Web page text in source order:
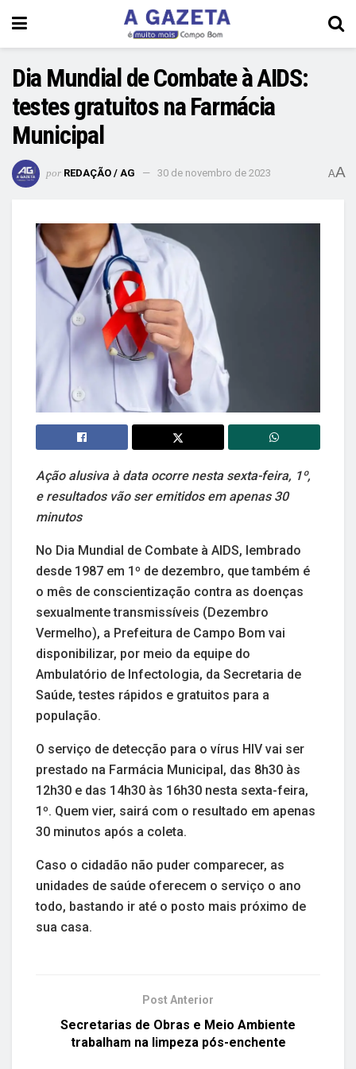
Dia Mundial de Combate à AIDS:
testes gratuitos na Farmácia
Municipal
por REDAÇÃO / AG 30 de novembro de 2023 AA
Ação alusiva à data ocorre nesta sexta-feira, 1º,
e resultados vão ser emitidos em apenas 30
minutos
No Dia Mundial de Combate à AIDS, lembrado
desde 1987 em 1º de dezembro, que também é
o mês de conscientização contra as doenças
sexualmente transmissíveis (Dezembro
Vermelho), a Prefeitura de Campo Bom vai
disponibilizar, por meio da equipe do
Ambulatório de Infectologia, da Secretaria de
Saúde, testes rápidos e gratuitos para a
população.
O serviço de detecção para o vírus HIV vai ser
prestado na Farmácia Municipal, das 8h30 às
12h30 e das 14h30 às 16h30 nesta sexta-feira,
1º. Quem vier, sairá com o resultado em apenas
30 minutos após a coleta.
Caso o cidadão não puder comparecer, as
unidades de saúde oferecem o serviço o ano
todo, bastando ir até o posto mais próximo de
sua casa.
Post Anterior
Secretarias de Obras e Meio Ambiente
trabalham na limpeza pós-enchente